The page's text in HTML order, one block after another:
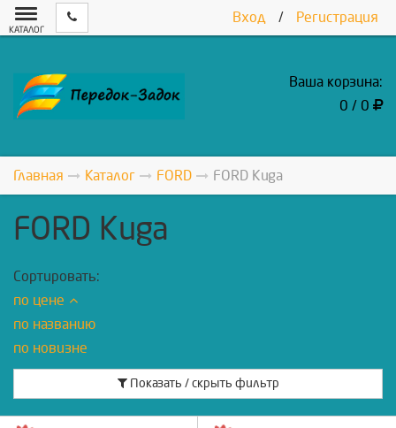
Вход / Регистрация
КАТАЛОГ
Ваша корзина:
0 / 0
Главная Каталог FORD FORD Kuga
FORD Kuga
Сортировать:
по цене
по названию
по новизне
Показать / скрыть фильтр